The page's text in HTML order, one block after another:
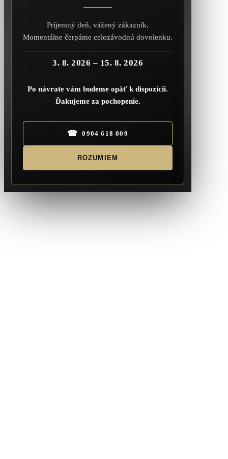
Príjemný deň, vážený zákazník.
Momentálne čerpáme celozávodnú dovolenku.
3. 8. 2026 – 15. 8. 2026
Po návrate vám budeme opäť k dispozícii.
Ďakujeme za pochopenie.
☎ 0904 618 009
ROZUMIEM